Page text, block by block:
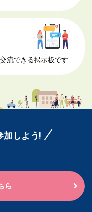
流できる掲示板です
加しよう!
ら